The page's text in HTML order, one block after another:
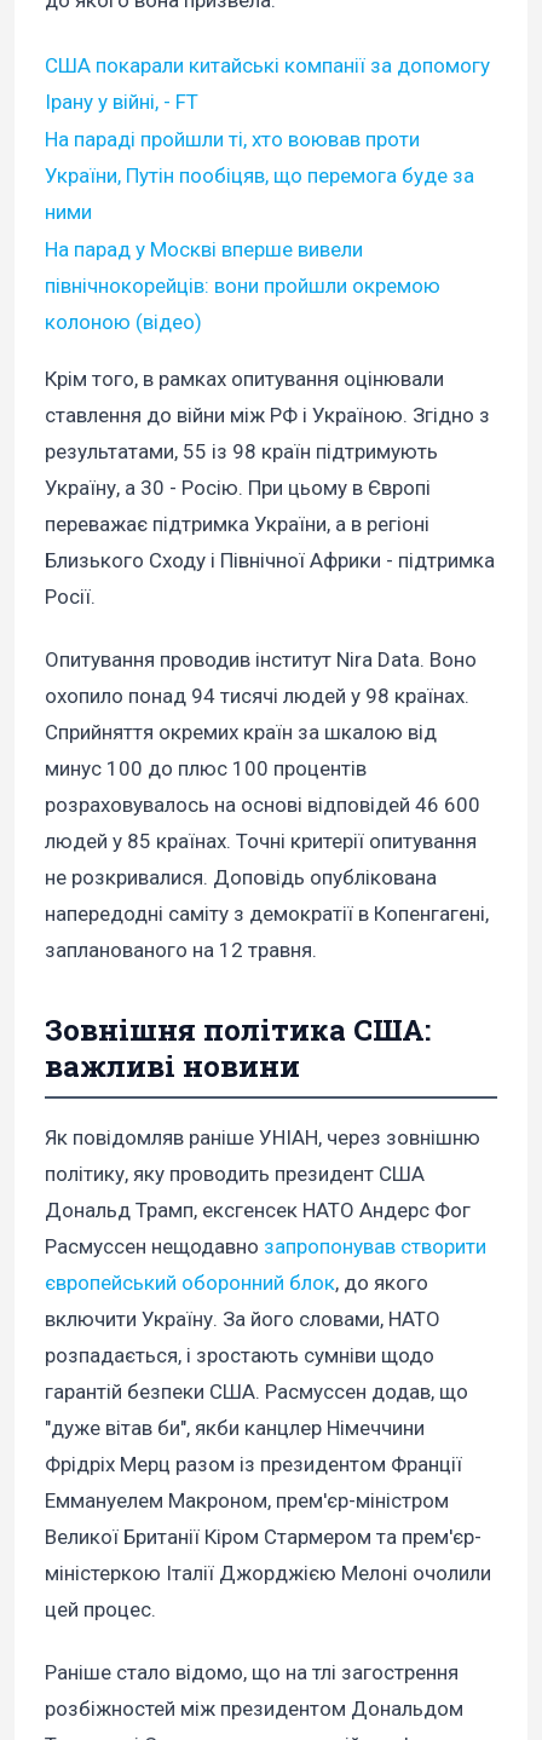
США покарали китайські компанії за допомогу
Ірану у війні, - FT
На параді пройшли ті, хто воював проти
України, Путін пообіцяв, що перемога буде за
ними
На парад у Москві вперше вивели
північнокорейців: вони пройшли окремою
колоною (відео)
Крім того, в рамках опитування оцінювали
ставлення до війни між РФ і Україною. Згідно з
результатами, 55 із 98 країн підтримують
Україну, а 30 - Росію. При цьому в Європі
переважає підтримка України, а в регіоні
Близького Сходу і Північної Африки - підтримка
Росії.
Опитування проводив інститут Nira Data. Воно
охопило понад 94 тисячі людей у 98 країнах.
Сприйняття окремих країн за шкалою від
минус 100 до плюс 100 процентів
розраховувалось на основі відповідей 46 600
людей у 85 країнах. Точні критерії опитування
не розкривалися. Доповідь опублікована
напередодні саміту з демократії в Копенгагені,
запланованого на 12 травня.
Зовнішня політика США:
важливі новини
Як повідомляв раніше УНІАН, через зовнішню
політику, яку проводить президент США
Дональд Трамп, ексгенсек НАТО Андерс Фог
Расмуссен нещодавно запропонував створити
європейський оборонний блок, до якого
включити Україну. За його словами, НАТО
розпадається, і зростають сумніви щодо
гарантій безпеки США. Расмуссен додав, що
"дуже вітав би", якби канцлер Німеччини
Фрідріх Мерц разом із президентом Франції
Еммануелем Макроном, прем'єр-міністром
Великої Британії Кіром Стармером та прем'єр-
міністеркою Італії Джорджією Мелоні очолили
цей процес.
Раніше стало відомо, що на тлі загострення
розбіжностей між президентом Дональдом